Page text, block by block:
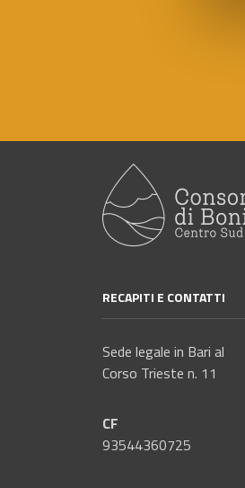
s
s
o
RECAPITI E CONTATTI
Sede legale in Bari al
Corso Trieste n. 11
CF
93544360725